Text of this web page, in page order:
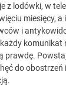
z lodówki, w
miesięcy,
i
komunikat
prawdę.
do